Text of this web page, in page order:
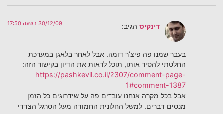
דינקיס הגיב: 30/12/09 בשעה 17:50
בעבר שמנו פה פיצ’ר דומה, אבל לאחר בלאגן במערכת
החלטתי להסיר אותו, תוכל לראות את הדיון בקישור הזה:
https://pashkevil.co.il/2307/comment-page-
1#comment-1387
אבל בכל מקרה אנחנו עובדים פה על שידרוגים כל הזמן
מנסים דברים. למשל החלונית החמודה מעל הסרגל הצדדי